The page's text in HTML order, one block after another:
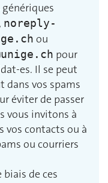
génériques
, noreply-
ou
pour
Il se peut
dans vos spams
éviter de passer
vous invitons à
vos contacts ou à
ou courriers
de ces